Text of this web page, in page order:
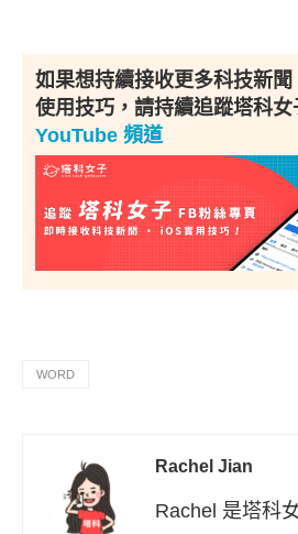
如果想持續接收更多科技新
使用技巧，請持續追蹤塔科女
YouTube 頻道
WORD
Rachel Jian
Rachel 是塔科